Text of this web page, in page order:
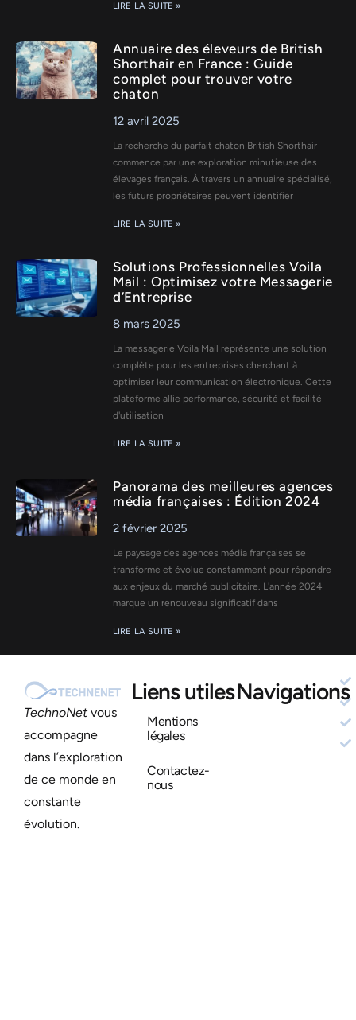
LIRE LA SUITE »
Annuaire des éleveurs de British
Shorthair en France : Guide
complet pour trouver votre
chaton
12 avril 2025
La recherche du parfait chaton British Shorthair
commence par une exploration minutieuse des
élevages français. À travers un annuaire spécialisé,
les futurs propriétaires peuvent identifier
LIRE LA SUITE »
Solutions Professionnelles Voila
Mail : Optimisez votre Messagerie
d’Entreprise
8 mars 2025
La messagerie Voila Mail représente une solution
complète pour les entreprises cherchant à
optimiser leur communication électronique. Cette
plateforme allie performance, sécurité et facilité
d'utilisation
LIRE LA SUITE »
Panorama des meilleures agences
média françaises : Édition 2024
2 février 2025
Le paysage des agences média françaises se
transforme et évolue constamment pour répondre
aux enjeux du marché publicitaire. L'année 2024
marque un renouveau significatif dans
LIRE LA SUITE »
TechnoNetvous
accompagne
dans l’exploration
de ce monde en
constante
évolution.
Liens utiles
Mentions
légales
Contactez-
nous
Navigations